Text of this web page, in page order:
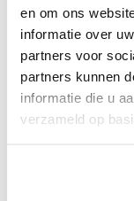
en om ons
informatie over
partners voor
partners kunnen
informatie die u
verzameld op